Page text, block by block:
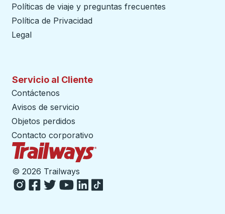
Políticas de viaje y preguntas frecuentes
Política de Privacidad
Legal
Servicio al Cliente
Contáctenos
Avisos de servicio
Objetos perdidos
Contacto corporativo
© 2026 Trailways